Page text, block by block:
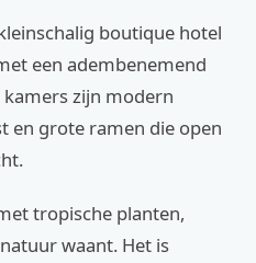
boutique hotel
een adembenemend
zijn modern
en grote ramen die open
tropische planten,
waant. Het is